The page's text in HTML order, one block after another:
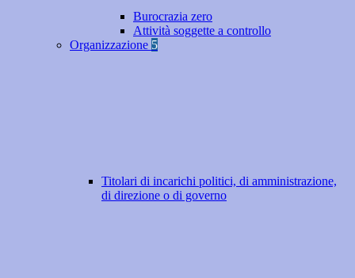
Burocrazia zero
Attività soggette a controllo
Organizzazione 5
Titolari di incarichi politici, di amministrazione,
di direzione o di governo